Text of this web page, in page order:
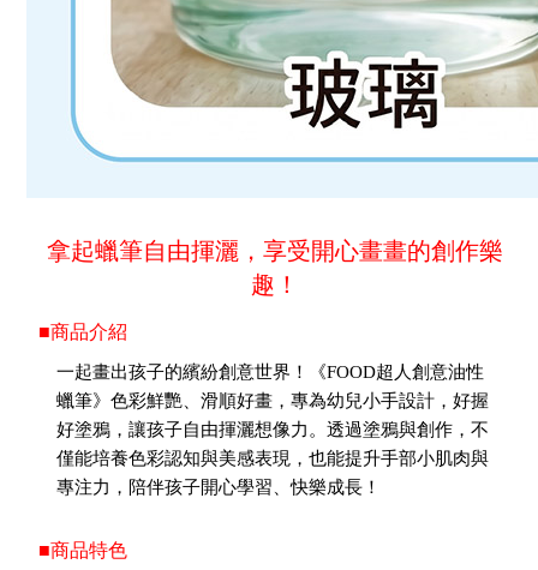
拿起蠟筆自由揮灑，享受開心畫畫的創作樂
趣！
■商品介紹
一起畫出孩子的繽紛創意世界！《FOOD超人創意油性
蠟筆》色彩鮮艷、滑順好畫，專為幼兒小手設計，好握
好塗鴉，讓孩子自由揮灑想像力。透過塗鴉與創作，不
僅能培養色彩認知與美感表現，也能提升手部小肌肉與
專注力，陪伴孩子開心學習、快樂成長！
■商品特色